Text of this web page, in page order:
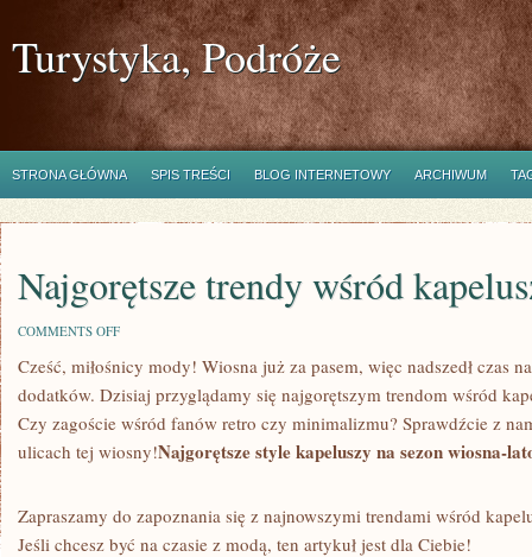
Turystyka, Podróże
STRONA GŁÓWNA SPIS TREŚCI BLOG INTERNETOWY ARCHIWUM
Najgorętsze trendy wśród
COMMENTS OFFON
TRENDY
WŚRÓD
KAPELUSZY
TEJ
Cześć, miłośnicy mody! Wiosna⁣ już‌ za pasem, więc nadszedł​ czas
dodatków. Dzisiaj‍ przyglądamy się najgorętszym trendom ‍wśród
Czy‍ zagoście wśród fanów⁣ retro czy minimalizmu? Sprawdźcie z
ulicach tej wiosny!Najgorętsze ⁢style kapeluszy na sezon ⁣wiosna-
Zapraszamy⁤ do⁢ zapoznania się z najnowszymi⁢ trendami wśród
Jeśli ‌chcesz⁢ być na czasie‌ z ⁣modą,​ ten⁤ artykuł jest dla ‌Ciebie!